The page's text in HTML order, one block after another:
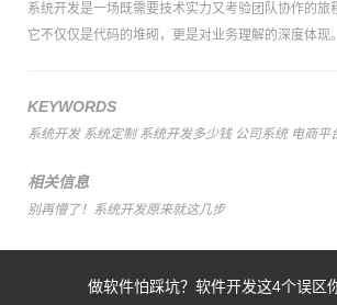
系统开发是一场既需要技术实力又考验团队协作的旅
它不仅仅是代码的堆砌，更是对业务理解的深度体现。
KEYWORDS
系统开发 系统定制 系统开发多少钱 公司系统 电商平
相关信息
别再懵了！系统开发原来就这几步
做软件怕踩坑？软件开发这4个误区